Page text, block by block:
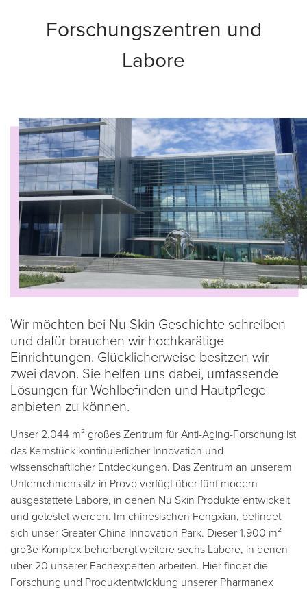
Forschungszentren und
Labore
Wir möchten bei Nu Skin Geschichte schreiben
und dafür brauchen wir hochkarätige
Einrichtungen. Glücklicherweise besitzen wir
zwei davon. Sie helfen uns dabei, umfassende
Lösungen für Wohlbefinden und Hautpflege
anbieten zu können.
Unser 2.044 m² großes Zentrum für Anti-Aging-Forschung ist
das Kernstück kontinuierlicher Innovation und
wissenschaftlicher Entdeckungen. Das Zentrum an unserem
Unternehmenssitz in Provo verfügt über fünf modern
ausgestattete Labore, in denen Nu Skin Produkte entwickelt
und getestet werden. Im chinesischen Fengxian, befindet
sich unser Greater China Innovation Park. Dieser 1.900 m²
große Komplex beherbergt weitere sechs Labore, in denen
über 20 unserer Fachexperten arbeiten. Hier findet die
Forschung und Produktentwicklung unserer Pharmanex